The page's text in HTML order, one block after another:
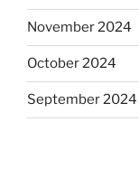
November 2024
October 2024
September 2024